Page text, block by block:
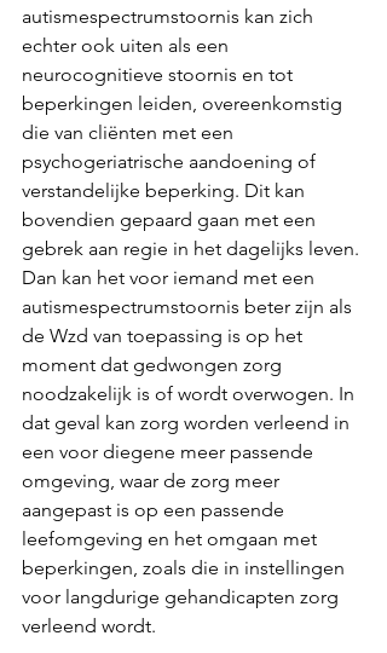
autismespectrumstoornis kan zich
echter ook uiten als een
neurocognitieve stoornis en tot
beperkingen leiden, overeenkomstig
die van cliënten met een
psychogeriatrische aandoening of
verstandelijke beperking. Dit kan
bovendien gepaard gaan met een
gebrek aan regie in het dagelijks leven.
Dan kan het voor iemand met een
autismespectrumstoornis beter zijn als
de Wzd van toepassing is op het
moment dat gedwongen zorg
noodzakelijk is of wordt overwogen. In
dat geval kan zorg worden verleend in
een voor diegene meer passende
omgeving, waar de zorg meer
aangepast is op een passende
leefomgeving en het omgaan met
beperkingen, zoals die in instellingen
voor langdurige gehandicapten zorg
verleend wordt.